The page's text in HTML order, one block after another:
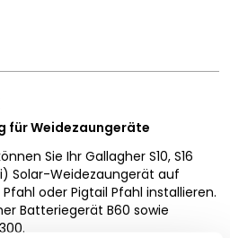
für Weidezaungeräte
Sie Ihr Gallagher S10, S16
Solar-Weidezaungerät auf
oder Pigtail Pfahl installieren.
Batteriegerät B60 sowie